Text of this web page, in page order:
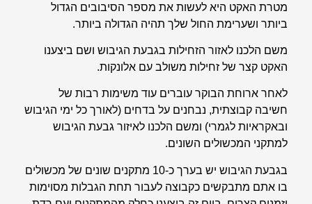
מטרת האקט היא לעשות את מספר הסיבובים הגדול
ביותר ושערימת החול שלך תהיה הגדולה ביותר.
משם הלכנו לאזור הזחילות בגבעת הגיבוש ושם ביצענו
האקט קצר של זחילות משולב עם אלונקות.
לאחר ארוחת הבוקר עוברים עוד משימות רבות של
חשיבה קבוצתית, נבחנים על בדחים (לאורך כל ימי הגיבוש
ובאקראיות לגמרי) ומשם הלכנו לאיזור גבעת הגיבוש
למתקני המכשולים השונים.
בגבעת הגיבוש יש בערך כ-10 מתקנים שונים של מכשולים
בו אתם מתבקשים כקבוצה לעבור תחת הגבלות מסוימות